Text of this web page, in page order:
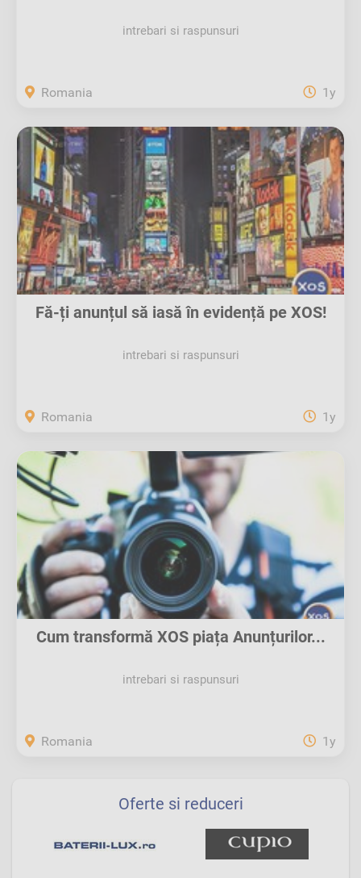
intrebari si raspunsuri
Romania 1y
Fă-ți anunțul să iasă în evidență pe XOS!
intrebari si raspunsuri
Romania 1y
Cum transformă XOS piața Anunțurilor...
intrebari si raspunsuri
Romania 1y
Oferte si reduceri